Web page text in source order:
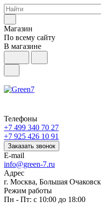
Магазин
По всему сайту
В магазине
Телефоны
+7 499 340 70 27
+7 925 426 10 91
Заказать звонок
E-mail
info@green-7.ru
Адрес
г. Москва, Большая
Режим работы
Пн - Пт: с 10:00 до 18:00